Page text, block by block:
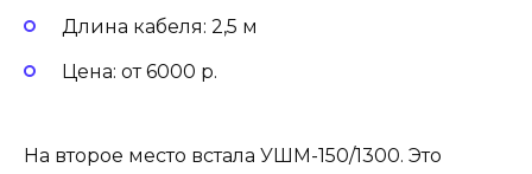
Длина кабеля: 2,5 м
Цена: от 6000 р.
На второе место встала УШМ-150/1300. Это